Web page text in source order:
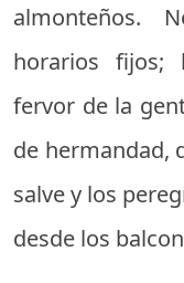
almonteños.
horarios fijos;
fervor de la
de hermandad,
salve y los
desde los